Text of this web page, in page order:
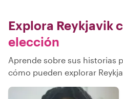
Explora Reykjavik
elección
Aprende sobre sus historias
cómo pueden explorar